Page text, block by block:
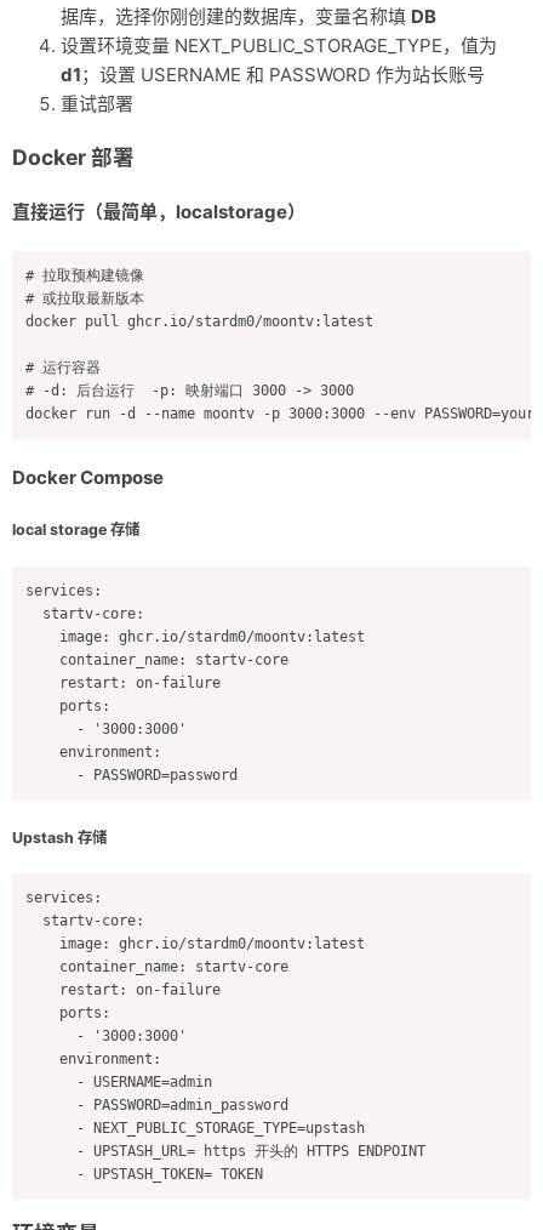
据库，选择你刚创建的数据库，变量名称填 DB
设置环境变量 NEXT_PUBLIC_STORAGE_TYPE，值为
d1；设置 USERNAME 和 PASSWORD 作为站长账号
重试部署
Docker 部署
直接运行（最简单，localstorage）
# 拉取预构建镜像
# 或拉取最新版本
docker pull ghcr.io/stardm0/moontv:latest
# 运行容器
# -d: 后台运行  -p: 映射端口 3000 -> 3000
docker run -d --name moontv -p 3000:3000 --env
Docker Compose
local storage 存储
services:
  startv-core:
    image: ghcr.io/stardm0/moontv:latest
    container_name: startv-core
    restart: on-failure
    ports:
      - '3000:3000'
    environment:
      - PASSWORD=password
Upstash 存储
services:
  startv-core:
    image: ghcr.io/stardm0/moontv:latest
    container_name: startv-core
    restart: on-failure
    ports:
      - '3000:3000'
    environment:
      - USERNAME=admin
      - PASSWORD=admin_password
      - NEXT_PUBLIC_STORAGE_TYPE=upstash
      - UPSTASH_URL= https 开头的 HTTPS ENDPOINT
      - UPSTASH_TOKEN= TOKEN